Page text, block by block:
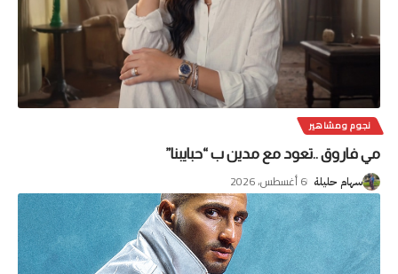
نجوم ومشاهير
مي فاروق ..تعود مع مدين ب “حبايبنا”
سهام حليلة 6 أغسطس، 2026